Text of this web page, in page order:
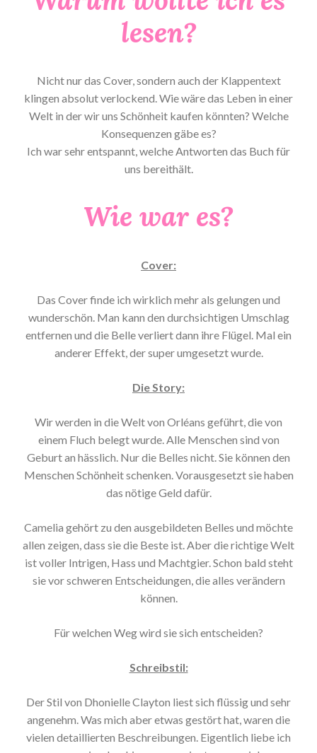
lesen?
Nicht nur das Cover, sondern auch der Klappentext
klingen absolut verlockend. Wie wäre das Leben in einer
Welt in der wir uns Schönheit kaufen könnten? Welche
Konsequenzen gäbe es?
Ich war sehr entspannt, welche Antworten das Buch für
uns bereithält.
Wie war es?
Cover:
Das Cover finde ich wirklich mehr als gelungen und
wunderschön. Man kann den durchsichtigen Umschlag
entfernen und die Belle verliert dann ihre Flügel. Mal ein
anderer Effekt, der super umgesetzt wurde.
Die Story:
Wir werden in die Welt von Orléans geführt, die von
einem Fluch belegt wurde. Alle Menschen sind von
Geburt an hässlich. Nur die Belles nicht. Sie können den
Menschen Schönheit schenken. Vorausgesetzt sie haben
das nötige Geld dafür.
Camelia gehört zu den ausgebildeten Belles und möchte
allen zeigen, dass sie die Beste ist. Aber die richtige Welt
ist voller Intrigen, Hass und Machtgier. Schon bald steht
sie vor schweren Entscheidungen, die alles verändern
können.
Für welchen Weg wird sie sich entscheiden?
Schreibstil:
Der Stil von Dhonielle Clayton liest sich flüssig und sehr
angenehm. Was mich aber etwas gestört hat, waren die
vielen detaillierten Beschreibungen. Eigentlich liebe ich